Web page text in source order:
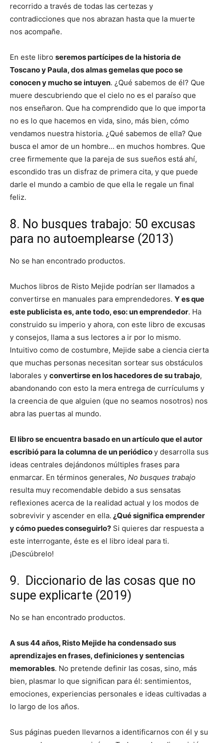
recorrido a través de todas las certezas y
contradicciones que nos abrazan hasta que la muerte
nos acompañe.
En este libro seremos partícipes de la historia de
Toscano y Paula, dos almas gemelas que poco se
conocen y mucho se intuyen. ¿Qué sabemos de él? Que
muere descubriendo que el cielo no es el paraíso que
nos enseñaron. Que ha comprendido que lo que importa
no es lo que hacemos en vida, sino, más bien, cómo
vendamos nuestra historia. ¿Qué sabemos de ella? Que
busca el amor de un hombre… en muchos hombres. Que
cree firmemente que la pareja de sus sueños está ahí,
escondido tras un disfraz de primera cita, y que puede
darle el mundo a cambio de que ella le regale un final
feliz.
8. No busques trabajo: 50 excusas
para no autoemplearse (2013)
No se han encontrado productos.
Muchos libros de Risto Mejide podrían ser llamados a
convertirse en manuales para emprendedores. Y es que
este publicista es, ante todo, eso: un emprendedor. Ha
construido su imperio y ahora, con este libro de excusas
y consejos, llama a sus lectores a ir por lo mismo.
Intuitivo como de costumbre, Mejide sabe a ciencia cierta
que muchas personas necesitan sortear sus obstáculos
laborales y convertirse en los hacedores de su trabajo,
abandonando con esto la mera entrega de currículums y
la creencia de que alguien (que no seamos nosotros) nos
abra las puertas al mundo.
El libro se encuentra basado en un artículo que el autor
escribió para la columna de un periódicoy desarrolla sus
ideas centrales dejándonos múltiples frases para
enmarcar. En términos generales, No busques trabajo
resulta muy recomendable debido a sus sensatas
reflexiones acerca de la realidad actual y los modos de
sobrevivir y ascender en ella. ¿Qué significa emprender
y cómo puedes conseguirlo? Si quieres dar respuesta a
este interrogante, éste es el libro ideal para ti.
¡Descúbrelo!
9. Diccionario de las cosas que no
supe explicarte (2019)
No se han encontrado productos.
A sus 44 años, Risto Mejide ha condensado sus
aprendizajes en frases, definiciones y sentencias
memorables. No pretende definir las cosas, sino, más
bien, plasmar lo que significan para él: sentimientos,
emociones, experiencias personales e ideas cultivadas a
lo largo de los años.
Sus páginas pueden llevarnos a identificarnos con él y su